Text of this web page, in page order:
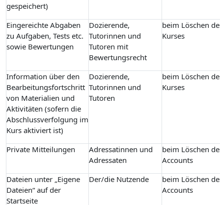
gespeichert)
Eingereichte Abgaben
zu Aufgaben, Tests etc.
sowie Bewertungen
Dozierende,
Tutorinnen und
Tutoren mit
Bewertungsrecht
beim Löschen
Kurses
Information über den
Bearbeitungsfortschritt
von Materialien und
Aktivitäten (sofern die
Abschlussverfolgung im
Kurs aktiviert ist)
Dozierende,
Tutorinnen und
Tutoren
beim Löschen
Kurses
Private Mitteilungen
Adressatinnen und
Adressaten
beim Löschen
Accounts
Dateien unter „Eigene
Dateien“ auf der
Startseite
Der/die Nutzende
beim Löschen
Accounts